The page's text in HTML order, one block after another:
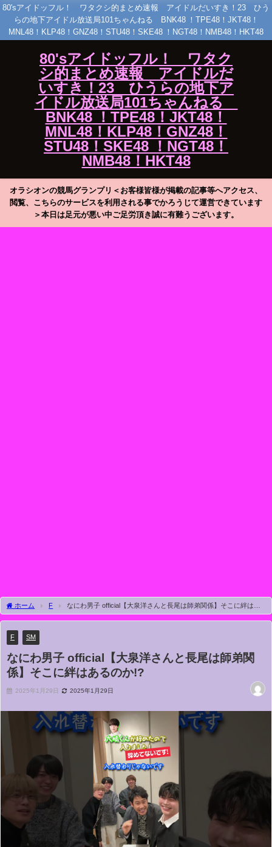
80'sアイドッフル！ ワタクシ的まとめ速報 アイドルだいすき！23 ひう
らの地下アイドル放送局101ちゃんねる BNK48 ！TPE48！JKT48！
MNL48！KLP48！GNZ48！STU48！SKE48 ！NGT48！NMB48！HKT48
80'sアイドッフル！ ワタク
シ的まとめ速報 アイドルだ
いすき！23 ひうらの地下ア
イドル放送局101ちゃんねる
BNK48 ！TPE48！JKT48！
MNL48！KLP48！GNZ48！
STU48！SKE48 ！NGT48！
NMB48！HKT48
オラシオンの競馬グランプリ＜お客様皆様が掲載の記事等へアクセス、
閲覧、こちらのサービスを利用される事でかろうじて運営できています
＞本日は足元が悪い中ご足労頂き誠に有難うございます。
ホーム F
なにわ男子 official【大泉洋さんと長尾は師弟関係】そこに絆はあ
るのか!?
F SM
なにわ男子 official【大泉洋さんと長尾は師弟関
係】そこに絆はあるのか!?
2025年1月29日 2025年1月29日